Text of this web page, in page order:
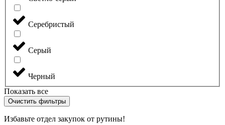
Серебристый
Серый
Черный
Показать все
Очистить фильтры
Избавьте отдел закупок от рутины!